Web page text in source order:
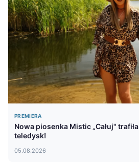
PREMIERA
Nowa piosenka Mistic „Całuj"
teledysk!
05.08.2026